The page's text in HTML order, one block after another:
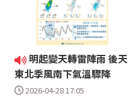
明起變天轉雷陣雨 後天
東北季風南下氣溫驟降
2026-04-28 17:05